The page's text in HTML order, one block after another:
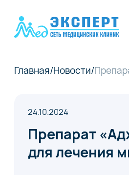
Главная/Новости/
24.10.2024
Препарат
для лечения